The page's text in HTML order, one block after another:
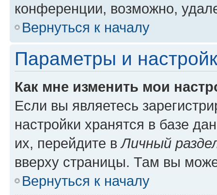
конференции, возможно,
Вернуться к началу
Параметры и
Как мне изменить мои
Если вы являетесь
настройки хранятся в базе
их, перейдите вЛичный
вверху страницы. Там вы
Вернуться к началу